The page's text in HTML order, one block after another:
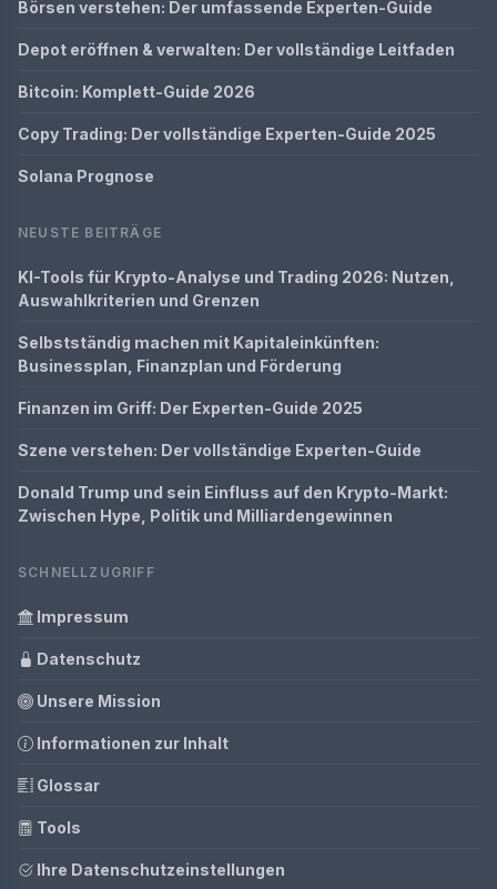
Börsen verstehen: Der umfassende Experten-Guide
Depot eröffnen & verwalten: Der vollständige Leitfaden
Bitcoin: Komplett-Guide 2026
Copy Trading: Der vollständige Experten-Guide 2025
Solana Prognose
NEUSTE BEITRÄGE
KI-Tools für Krypto-Analyse und Trading 2026: Nutzen,
Auswahlkriterien und Grenzen
Selbstständig machen mit Kapitaleinkünften:
Businessplan, Finanzplan und Förderung
Finanzen im Griff: Der Experten-Guide 2025
Szene verstehen: Der vollständige Experten-Guide
Donald Trump und sein Einfluss auf den Krypto-Markt:
Zwischen Hype, Politik und Milliardengewinnen
SCHNELLZUGRIFF
Impressum
Datenschutz
Unsere Mission
Informationen zur Inhalt
Glossar
Tools
Ihre Datenschutzeinstellungen